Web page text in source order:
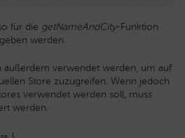
für die getNameAndCity-Funktion
werden.
außerdem verwendet werden, um auf
Store zuzugreifen. Wenn jedoch
verwendet werden soll, muss
werden.
{